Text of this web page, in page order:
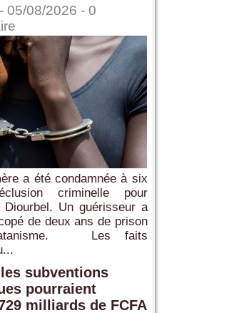
- 05/08/2026 - 0
a été condamnée à six
criminelle pour
Diourbel. Un guérisseur a
de deux ans de prison
Les faits
subventions
pourraient
milliards de FCFA